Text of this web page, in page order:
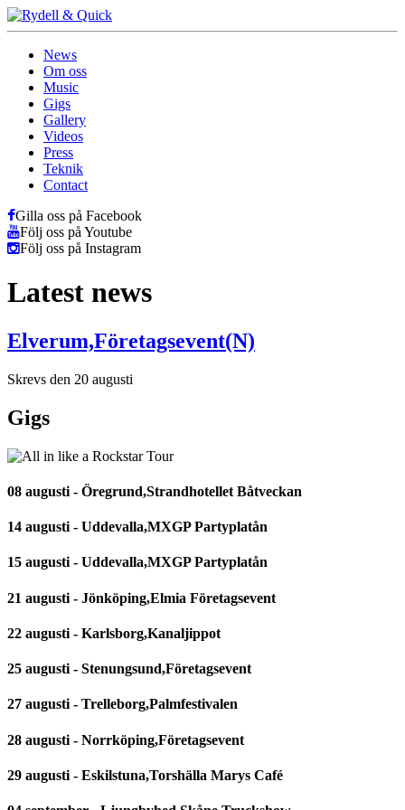
News
Om oss
Music
Gigs
Gallery
Videos
Press
Teknik
Contact
Gilla oss på Facebook
Följ oss på Youtube
Följ oss på Instagram
Latest news
Elverum,Företagsevent(N)
Skrevs den 20 augusti
Gigs
08 augusti - Öregrund,Strandhotellet Båtveckan
14 augusti - Uddevalla,MXGP Partyplatån
15 augusti - Uddevalla,MXGP Partyplatån
21 augusti - Jönköping,Elmia Företagsevent
22 augusti - Karlsborg,Kanaljippot
25 augusti - Stenungsund,Företagsevent
27 augusti - Trelleborg,Palmfestivalen
28 augusti - Norrköping,Företagsevent
29 augusti - Eskilstuna,Torshälla Marys Café